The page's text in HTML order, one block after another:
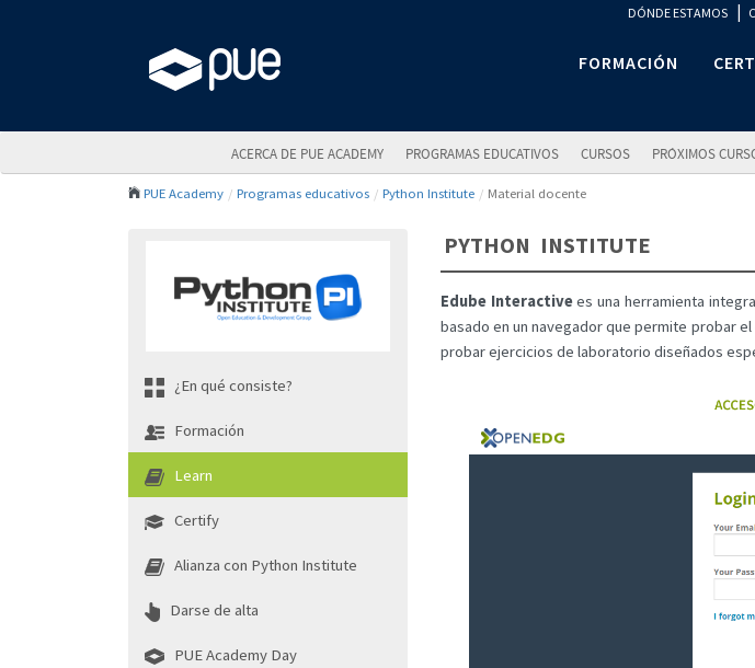
DÓNDE ESTAMOS |
FORMACIÓN
ACERCA DE PUE ACADEMY PROGRAMAS EDUCATIVOS CURSOS PRÓXIMOS
PUE Academy Programas educativos Python Institute Material docente
¿En qué consiste?
Formación
Learn
Certify
Alianza con Python Institute
Darse de alta
PUE Academy Day
PYTHON INSTITUTE
Edube Interactivees una herramienta
basado en un navegador que permite probar
probar ejercicios de laboratorio diseñados